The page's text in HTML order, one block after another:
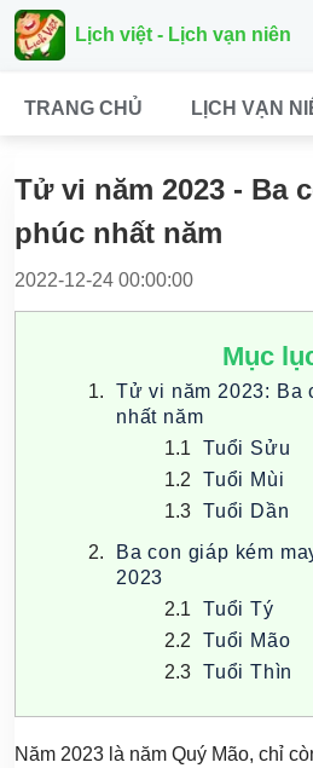
Lịch việt - Lịch vạn niên
TRANG CHỦ LỊCH VẠN
Tử vi năm 2023 - Ba
phúc nhất năm
2022-12-24 00:00:00
Mục
Tử vi năm 2023: Ba
nhất năm
Tuổi Sửu
Tuổi Mùi
Tuổi Dần
Ba con giáp kém
2023
Tuổi Tý
Tuổi Mão
Tuổi Thìn
Năm 2023 là năm Quý Mão, chỉ